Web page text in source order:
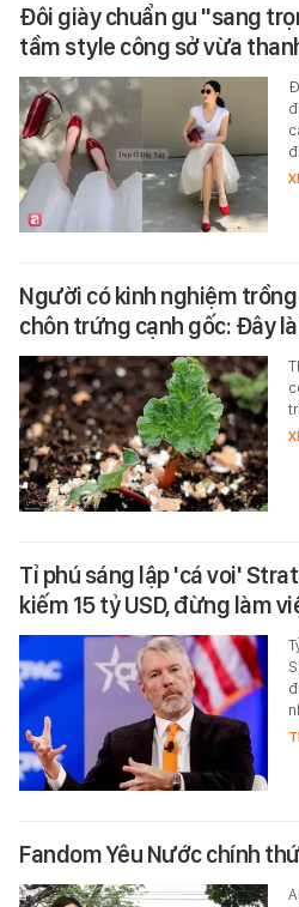
Đôi giày chuẩn gu "sang
tầm style công sở vừa
Người có kinh nghiệm
chôn trứng cạnh gốc: Đây
Tỉ phú sáng lập 'cá voi'
kiếm 15 tỷ USD, đừng làm
Fandom Yêu Nước chính